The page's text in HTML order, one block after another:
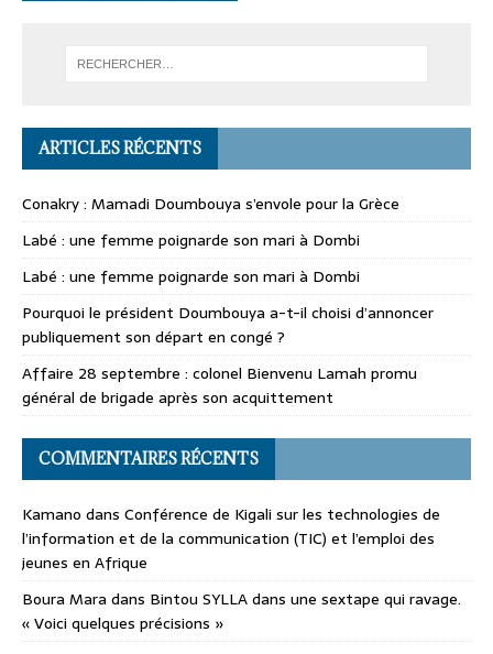
ARTICLES RÉCENTS
Conakry : Mamadi Doumbouya s’envole pour la Grèce
Labé : une femme poignarde son mari à Dombi
Labé : une femme poignarde son mari à Dombi
Pourquoi le président Doumbouya a-t-il choisi d’annoncer
publiquement son départ en congé ?
Affaire 28 septembre : colonel Bienvenu Lamah promu
général de brigade après son acquittement
COMMENTAIRES RÉCENTS
Kamano dans Conférence de Kigali sur les technologies de
l’information et de la communication (TIC) et l’emploi des
jeunes en Afrique
Boura Mara dans Bintou SYLLA dans une sextape qui ravage.
« Voici quelques précisions »